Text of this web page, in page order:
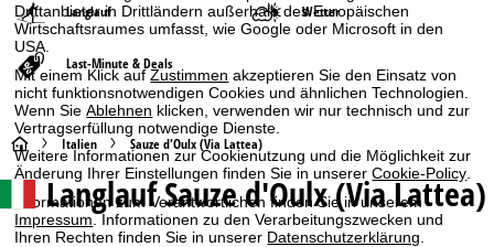
Drittanbieter in Drittländern außerhalb des Europäischen
Wirtschaftsraumes umfasst, wie Google oder Microsoft in den
USA.
Mit einem Klick aufZustimmen akzeptieren Sie den Einsatz von
nicht funktionsnotwendigen Cookies und ähnlichen Technologien.
Wenn SieAblehnen klicken, verwenden wir nur technisch und zur
Vertragserfüllung notwendige Dienste.
Weitere Informationen zur Cookienutzung und die Möglichkeit zur
Änderung Ihrer Einstellungen finden Sie in unsererCookie-Policy
Informationen zum Verantwortlichen finden Sie in unserem
Impressum. Informationen zu den Verarbeitungszwecken und
Ihren Rechten finden Sie in unserer Datenschutzerklärung
Langlauf Wetter
Last-Minute & Deals
S
a
Italien Sauze d'Oulx (Via Lattea)
Langlauf Sauze d'Oulx (Via Lattea)